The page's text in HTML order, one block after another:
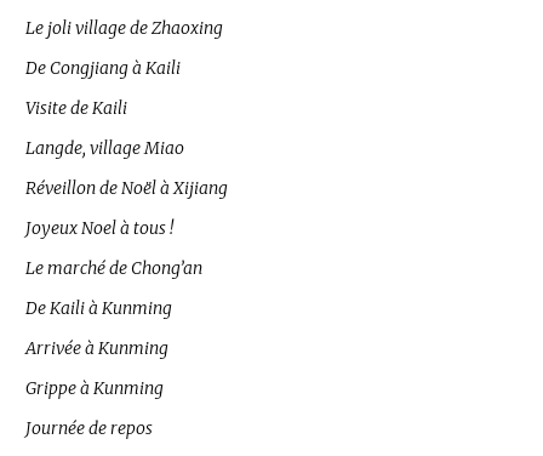
Le joli village de Zhaoxing
De Congjiang à Kaili
Visite de Kaili
Langde, village Miao
Réveillon de Noël à Xijiang
Joyeux Noel à tous !
Le marché de Chong’an
De Kaili à Kunming
Arrivée à Kunming
Grippe à Kunming
Journée de repos